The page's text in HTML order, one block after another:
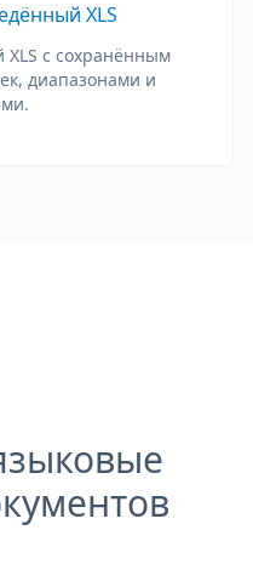
XLS
с сохранённым
диапазонами и